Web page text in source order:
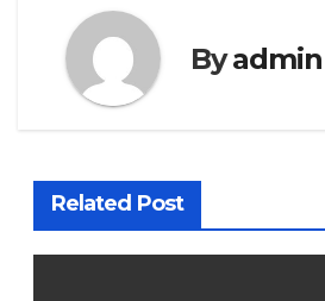
Byadmin
Related Post